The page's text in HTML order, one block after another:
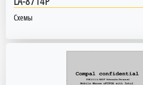
Схемы